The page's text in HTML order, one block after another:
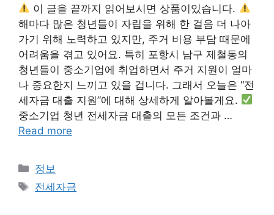
이 글을 끝까지 읽어보시면 상품이있습니다.
해마다 많은 청년들이 자립을 위해 한 걸음 더 나아
가기 위해 노력하고 있지만, 주거 비용 부담 때문에
어려움을 겪고 있어요. 특히 포항시 남구 제철동의
청년들이 중소기업에 취업하면서 주거 지원이 얼마
나 중요한지 느끼고 있을 겁니다. 그래서 오늘은 “전
세자금 대출 지원”에 대해 상세하게 알아볼게요.
중소기업 청년 전세자금 대출의 모든 조건과 …
Read more
카
테
정보
태
전세자금